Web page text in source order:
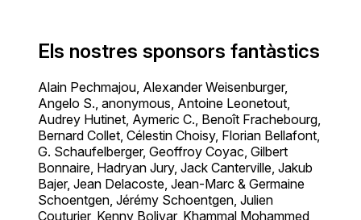
Els nostres sponsors fantàstics
Alain Pechmajou, Alexander Weisenburger,
Angelo S., anonymous, Antoine Leonetout,
Audrey Hutinet, Aymeric C., Benoît Frachebourg,
Bernard Collet, Célestin Choisy, Florian Bellafont,
G. Schaufelberger, Geoffroy Coyac, Gilbert
Bonnaire, Hadryan Jury, Jack Canterville, Jakub
Bajer, Jean Delacoste, Jean-Marc & Germaine
Schoentgen, Jérémy Schoentgen, Julien
Couturier, Kenny Bolivar, Khammal Mohammed